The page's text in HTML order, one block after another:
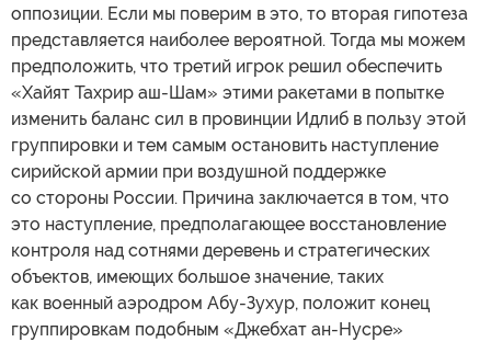
оппозиции. Если мы поверим в это, то вторая гипотеза
представляется наиболее вероятной. Тогда мы можем
предположить, что третий игрок решил обеспечить
«Хайят Тахрир аш-Шам» этими ракетами в попытке
изменить баланс сил в провинции Идлиб в пользу этой
группировки и тем самым остановить наступление
сирийской армии при воздушной поддержке
со стороны России. Причина заключается в том, что
это наступление, предполагающее восстановление
контроля над сотнями деревень и стратегических
объектов, имеющих большое значение, таких
как военный аэродром Абу-Зухур, положит конец
группировкам подобным «Джебхат ан-Нусре»